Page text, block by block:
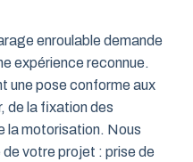
enroulable demande
expérience reconnue.
une pose conforme aux
de la fixation des
la motorisation. Nous
de votre projet : prise de